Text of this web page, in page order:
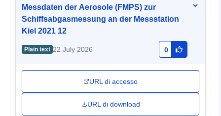
Messdaten der Aerosole (FMPS) zur
Schiffsabgasmessung an der Messstation
Kiel 2021 12
Plain text 22 July 2026 0
URL di accesso
URL di download